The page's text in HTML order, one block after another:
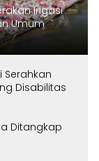
Irigasi
Umum
Serahkan
Disabilitas
Ditangkap